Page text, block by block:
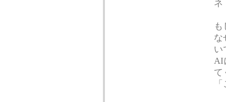
ネ
な
い
AI
て